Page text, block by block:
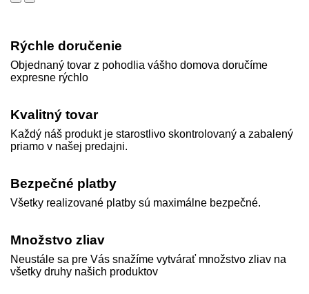
Rýchle doručenie
Objednaný tovar z pohodlia vášho domova doručíme
expresne rýchlo
Kvalitný tovar
Každý náš produkt je starostlivo skontrolovaný a zabalený
priamo v našej predajni.
Bezpečné platby
Všetky realizované platby sú maximálne bezpečné.
Množstvo zliav
Neustále sa pre Vás snažíme vytvárať množstvo zliav na
všetky druhy našich produktov